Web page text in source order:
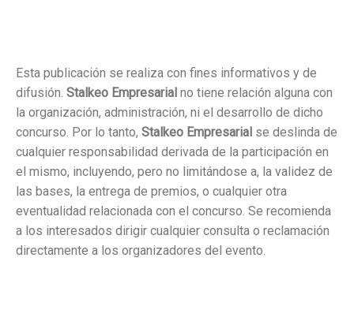
Esta publicación se realiza con fines informativos y de
difusión. Stalkeo Empresarial no tiene relación alguna con
la organización, administración, ni el desarrollo de dicho
concurso. Por lo tanto, Stalkeo Empresarial se deslinda de
cualquier responsabilidad derivada de la participación en
el mismo, incluyendo, pero no limitándose a, la validez de
las bases, la entrega de premios, o cualquier otra
eventualidad relacionada con el concurso. Se recomienda
a los interesados dirigir cualquier consulta o reclamación
directamente a los organizadores del evento.